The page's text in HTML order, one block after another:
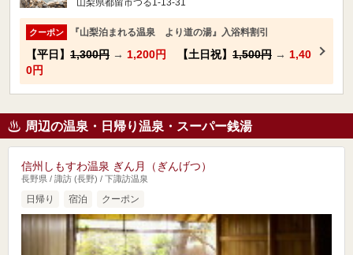
山梨県都留市つる1-13-31
クーポン 『山梨泊まれる温泉 より道の湯』入浴料割引
【平日】 1,300円 → 1,200円 【土日祝】 1,500円 → 1,40
0円
周辺の温泉・日帰り温泉・スーパー銭湯
信州しもすわ温泉 ぎん月（ぎんげつ）
長野県 / 諏訪 (長野) / 下諏訪温泉
日帰り 宿泊 クーポン